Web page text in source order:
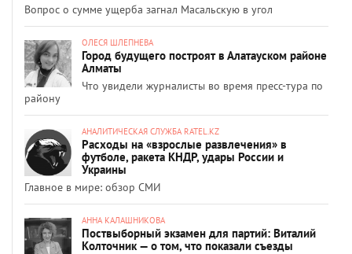
Вопрос о сумме ущерба загнал Масальскую в угол
ОЛЕСЯ ШЛЕПНЕВА
Город будущего построят в Алатауском районе
Алматы
Что увидели журналисты во время пресс-тура по
району
АНАЛИТИЧЕСКАЯ СЛУЖБА RATEL.KZ
Расходы на «взрослые развлечения» в
футболе, ракета КНДР, удары России и
Украины
Главное в мире: обзор СМИ
АННА КАЛАШНИКОВА
Поствыборный экзамен для партий: Виталий
Колточник — о том, что показали съезды